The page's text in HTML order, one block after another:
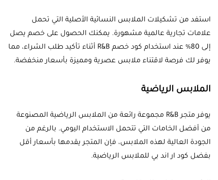
استفد من تشكيلات الملابس النسائية الأصلية التي تحمل
علامات تجارية عالمية مشهورة. يمكنك الحصول على خصم يصل
إلى 80% عند استخدام كود خصم R&B أثناء تأكيد طلب الشراء، مما
يوفر لك فرصة لاقتناء ملابس عصرية ومميزة بأسعار منخفضة.
الملابس الرياضية
يوفر متجر R&B مجموعة رائعة من الملابس الرياضية المصنوعة
من أفضل الخامات التي تتحمل الاستخدام اليومي. بالرغم من
الجودة العالية لهذه الملابس، فإن المتجر يقدمها بأسعار أقل
بفضل كود ار اند بي للملابس الرياضية.